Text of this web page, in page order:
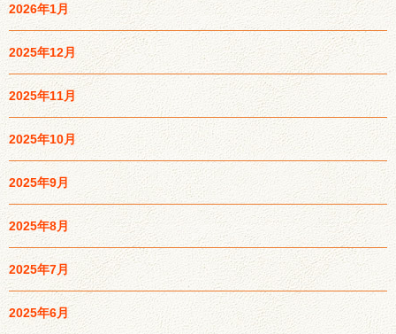
2026年1月
2025年12月
2025年11月
2025年10月
2025年9月
2025年8月
2025年7月
2025年6月